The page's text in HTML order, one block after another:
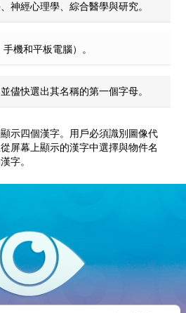
神經心理學、綜合醫學與研究。
機和平板電腦）。
儘快選出其名稱的第一個字母。
示四個漢字。用戶必須識別圖像代
屏幕上顯示的漢字中選擇與物件名
字。